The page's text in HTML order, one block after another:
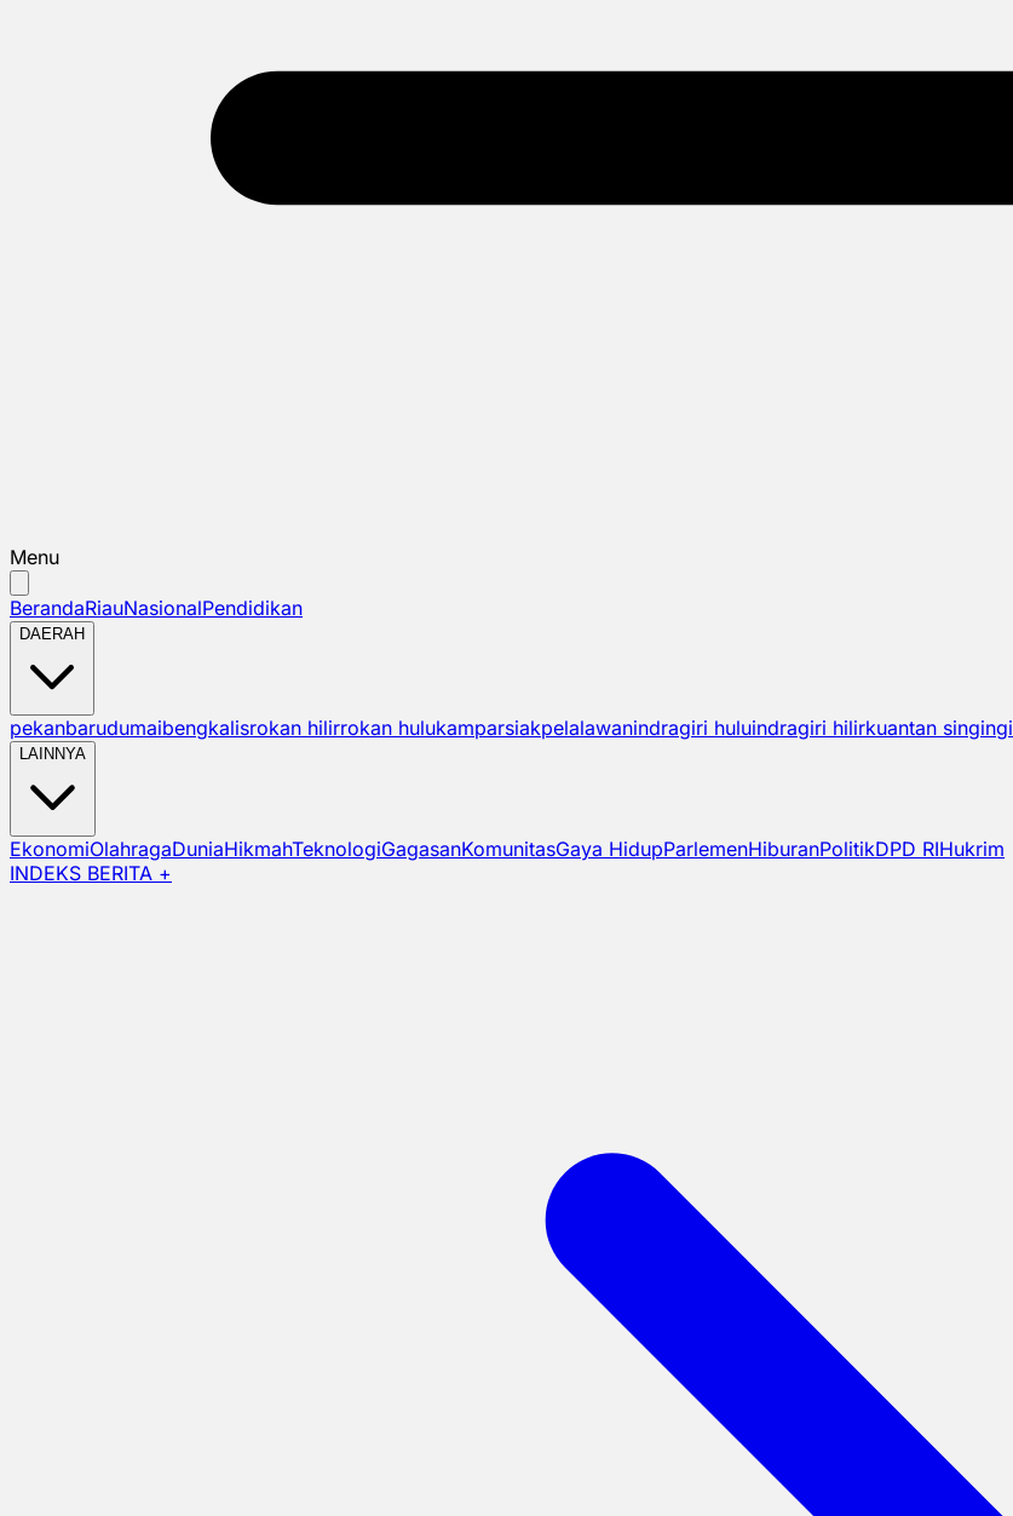
Menu
BerandaRiauNasionalPendidikan
DAERAH
pekanbarudumaibengkalisrokan hilirrokan hulukamparsiakpelalawanindragiri huluindragiri hilirkuantan singingi
LAINNYA
EkonomiOlahragaDuniaHikmahTeknologiGagasanKomunitasGaya HidupParlemenHiburanPolitikDPD RIHukrim
INDEKS BERITA +